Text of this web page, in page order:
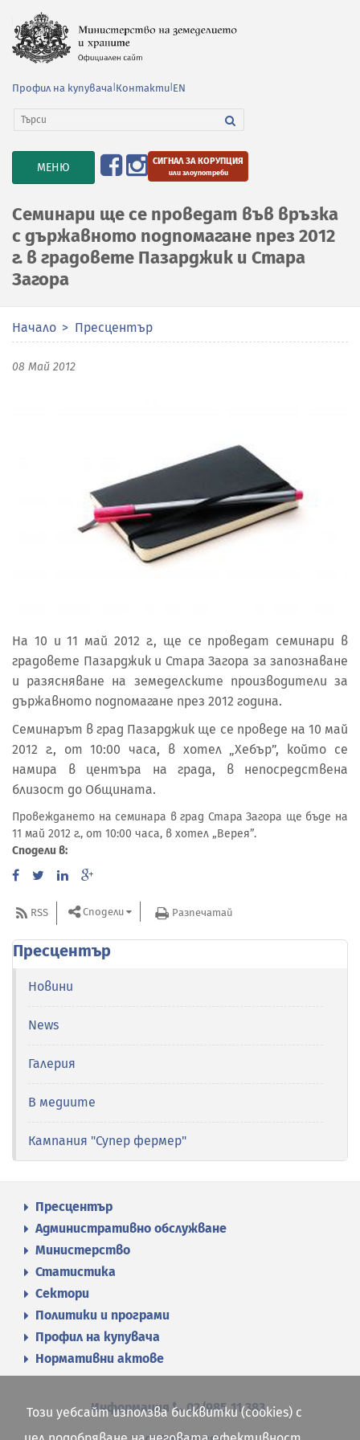
Профил на купувача Контакти EN
TOGGLE
NAVIGATION
МЕНЮ СИГНАЛ ЗА КОРУПЦИЯ
или злоупотреби
Семинари ще се проведат във връзка
с държавното подпомагане през 2012
г. в градовете Пазарджик и Стара
Загора
Начало Пресцентър
08 Май 2012
На 10 и 11 май 2012 г., ще се проведат семинари в
градовете Пазарджик и Стара Загора за запознаване
и разясняване на земеделските производители за
държавното подпомагане през 2012 година.
Семинарът в град Пазарджик ще се проведе на 10 май
2012 г., от 10:00 часа, в хотел „Хебър”, който се
намира в центъра на града, в непосредствена
близост до Общината.
Провеждането на семинара в град Стара Загора ще бъде на
11 май 2012 г., от 10:00 часа, в хотел „Верея”.
Сподели в:
RSS Сподели Разпечатай
Пресцентър
Новини
News
Галерия
В медиите
Кампания "Супер фермер"
Пресцентър
Административно обслужване
Министерство
Статистика
Сектори
Политики и програми
Профил на купувача
Нормативни актове
Информация 02/985 11 383
Този уебсайт използва бисквитки (cookies) с